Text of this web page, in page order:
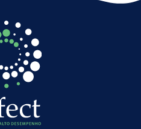
Terceirizada
Escritório
Fachada
Fachadas
Predial